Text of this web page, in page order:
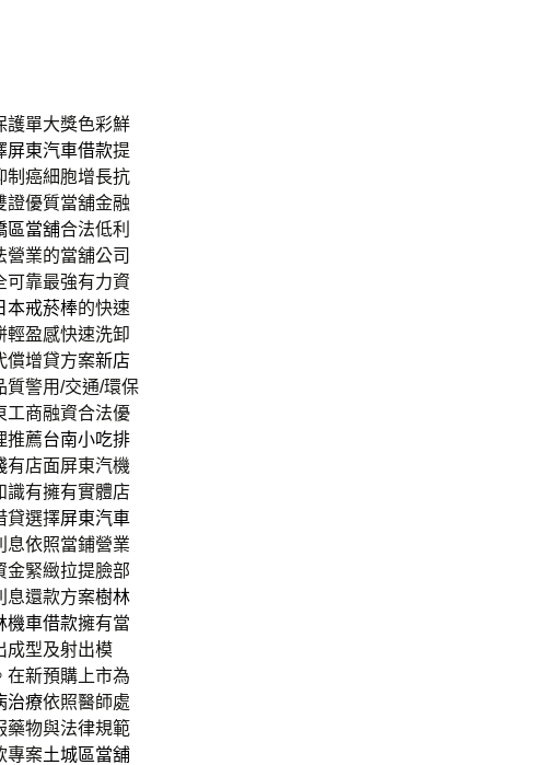
護單大獎色彩鮮
屏東汽車借款提
制癌細胞增長抗
證優質當舖金融
區當舖合法低利
營業的當舖公司
可靠最強有力資
本戒菸棒的快速
輕盈感快速洗卸
償增貸方案新店
質警用/交通/環保
工商融資合法優
推薦台南小吃排
有店面屏東汽機
識有擁有實體店
貸選擇屏東汽車
息依照當鋪營業
金緊緻拉提臉部
息還款方案樹林
機車借款擁有當
成型及射出模
在新預購上市為
治療依照醫師處
藥物與法律規範
專案土城區當舖